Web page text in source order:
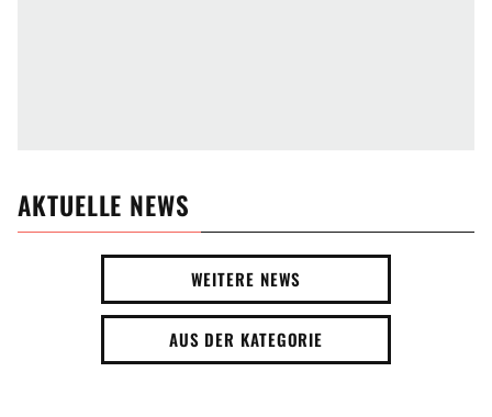
AKTUELLE NEWS
WEITERE NEWS
AUS DER KATEGORIE